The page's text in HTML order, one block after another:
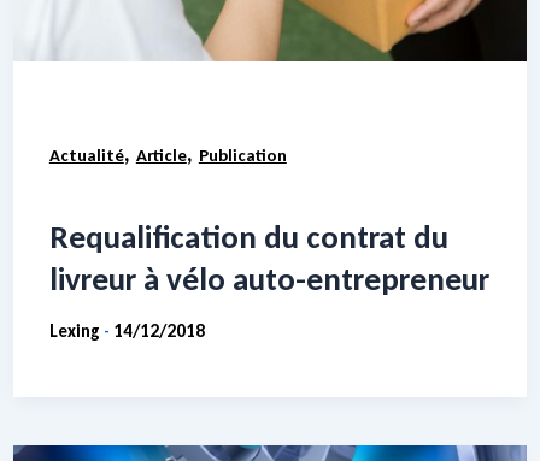
Actualité, Article, Publication
Requalification du contrat du
livreur à vélo auto-entrepreneur
Lexing - 14/12/2018